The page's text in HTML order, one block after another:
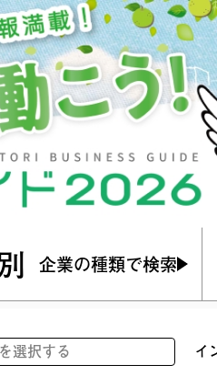
企業の種類で検索
選択する イ